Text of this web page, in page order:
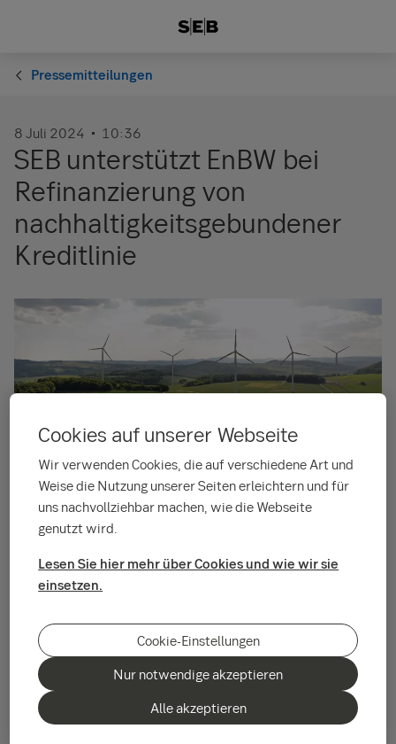
Pressemitteilungen
8 Juli 2024 10:36
SEB unterstützt EnBW bei
Refinanzierung von
nachhaltigkeitsgebundener
Kreditlinie
Foto: EnBW/Weltenangler
Die SEB hat das börsennotierte
Energieversorgungsunternehmen EnBW
Energie Baden-Württemberg AG bei der
Refinanzierung ihrer syndizierten Kreditlinie
als Sustainability Coordinator unterstützt.
Am 6. Juli 2024 hat die SEB im Bankenverbund eine
Cookies auf unserer Webseite
Wir verwenden Cookies, die auf verschiedene Art und
Weise die Nutzung unserer Seiten erleichtern und für
uns nachvollziehbar machen, wie die Webseite
genutzt wird.
Lesen Sie hier mehr über Cookies und wie wir sie
einsetzen.
Cookie-Einstellungen
Nur notwendige akzeptieren
Alle akzeptieren